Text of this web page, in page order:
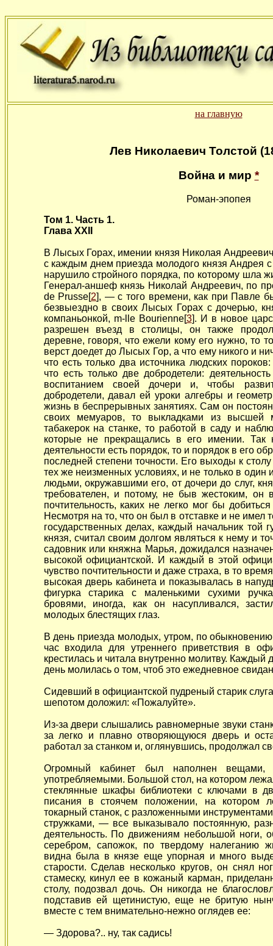
на главную
Лев Николаевич Толстой
Война и мир *
Роман-эпопея
Том 1. Часть 1.
Глава XXII
В Лысых Горах, имении князя Николая
с каждым днем приезда молодого князя Андрея
нарушило стройного порядка, по которому шла
Генерал-аншеф князь Николай Андреевич, по
de Prusse[2], — с того времени, как при Павле
безвыездно в своих Лысых Горах с дочерью,
компаньонкой, m-lle Bourienne[3]. И в новое
разрешен въезд в столицы, он также
деревне, говоря, что ежели кому его нужно, то
верст доедет до Лысых Гор, а что ему никого и
что есть только два источника людских
что есть только две добродетели:
воспитанием своей дочери и, чтобы
добродетели, давал ей уроки алгебры и
жизнь в беспрерывных занятиях. Сам он
своих мемуаров, то выкладками из высшей
табакерок на станке, то работой в саду и
которые не прекращались в его имении. Так
деятельности есть порядок, то и порядок в его
последней степени точности. Его выходы к
тех же неизменных условиях, и не только в один
людьми, окружавшими его, от дочери до слуг,
требователен, и потому, не быв жестоким, он
почтительность, каких не легко мог бы
Несмотря на то, что он был в отставке и не имел
государственных делах, каждый начальник той
князя, считал своим долгом являться к нему и
садовник или княжна Марья, дожидался
высокой официантской. И каждый в этой
чувство почтительности и даже страха, в то
высокая дверь кабинета и показывалась в
фигурка старика с маленькими сухими
бровями, иногда, как он насупливался,
молодых блестящих глаз.
В день приезда молодых, утром, по
час входила для утреннего приветствия в
крестилась и читала внутренно молитву. Каждый
день молилась о том, чтоб это ежедневное
Сидевший в официантской пудреный старик
шепотом доложил: «Пожалуйте».
Из-за двери слышались равномерные звуки
за легко и плавно отворяющуюся дверь и
работал за станком и, оглянувшись, продолжал
Огромный кабинет был наполнен вещами,
употребляемыми. Большой стол, на котором
стеклянные шкафы библиотеки с ключами в
писания в стоячем положении, на котором
токарный станок, с разложенными
стружками, — все выказывало постоянную,
деятельность. По движениям небольшой ноги,
серебром, сапожок, по твердому налеганию
видна была в князе еще упорная и много
старости. Сделав несколько кругов, он снял
стамеску, кинул ее в кожаный карман,
столу, подозвал дочь. Он никогда не
подставив ей щетинистую, еще не бритую
вместе с тем внимательно-нежно оглядев ее:
— Здорова?.. ну, так садись!